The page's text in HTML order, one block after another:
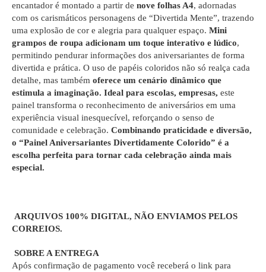
encantador é montado a partir de nove folhas A4, adornadas
com os carismáticos personagens de “Divertida Mente”, trazendo
uma explosão de cor e alegria para qualquer espaço. Mini
grampos de roupa adicionam um toque interativo e lúdico,
permitindo pendurar informações dos aniversariantes de forma
divertida e prática. O uso de papéis coloridos não só realça cada
detalhe, mas também oferece um cenário dinâmico que
estimula a imaginação. Ideal para escolas, empresas, este
painel transforma o reconhecimento de aniversários em uma
experiência visual inesquecível, reforçando o senso de
comunidade e celebração. Combinando praticidade e diversão,
o “Painel Aniversariantes Divertidamente Colorido” é a
escolha perfeita para tornar cada celebração ainda mais
especial.
ARQUIVOS 100% DIGITAL, NÃO ENVIAMOS PELOS
CORREIOS.
SOBRE A ENTREGA
Após confirmação de pagamento você receberá o link para